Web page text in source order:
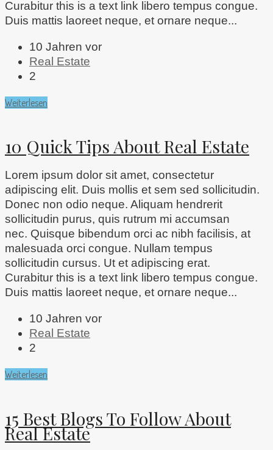
Curabitur this is a text link libero tempus congue.
Duis mattis laoreet neque, et ornare neque...
10 Jahren vor
Real Estate
2
Weiterlesen
10 Quick Tips About Real Estate
Lorem ipsum dolor sit amet, consectetur
adipiscing elit. Duis mollis et sem sed sollicitudin.
Donec non odio neque. Aliquam hendrerit
sollicitudin purus, quis rutrum mi accumsan
nec. Quisque bibendum orci ac nibh facilisis, at
malesuada orci congue. Nullam tempus
sollicitudin cursus. Ut et adipiscing erat.
Curabitur this is a text link libero tempus congue.
Duis mattis laoreet neque, et ornare neque...
10 Jahren vor
Real Estate
2
Weiterlesen
15 Best Blogs To Follow About
Real Estate